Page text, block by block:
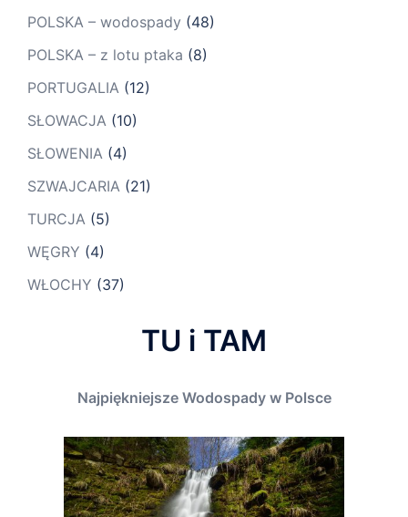
POLSKA – wodospady (48)
POLSKA – z lotu ptaka (8)
PORTUGALIA (12)
SŁOWACJA (10)
SŁOWENIA (4)
SZWAJCARIA (21)
TURCJA (5)
WĘGRY (4)
WŁOCHY (37)
TU i TAM
Najpiękniejsze Wodospady w Polsce